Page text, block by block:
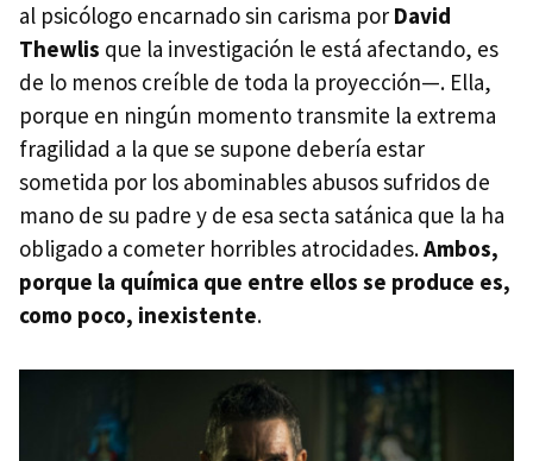
al psicólogo encarnado sin carisma por David
Thewlis que la investigación le está afectando, es
de lo menos creíble de toda la proyección—. Ella,
porque en ningún momento transmite la extrema
fragilidad a la que se supone debería estar
sometida por los abominables abusos sufridos de
mano de su padre y de esa secta satánica que la ha
obligado a cometer horribles atrocidades.Ambos,
porque la química que entre ellos se produce es,
como poco, inexistente.